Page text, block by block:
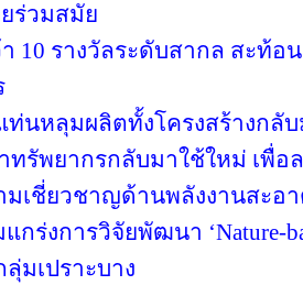
ร่วมสมัย
10 รางวัลระดับสากล สะท้อ
ท่นหลุมผลิตทั้งโครงสร้างกลั
รัพยากรกลับมาใช้ใหม่ เพื่อ
มเชี่ยวชาญด้านพลังงานสะอ
กร่งการวิจัยพัฒนา ‘Nature-
มเปราะบาง